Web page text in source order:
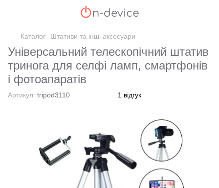
Каталог Штативи та інші аксесуари
Універсальний телескопічний штатив
тринога для селфі ламп, смартфонів
і фотоапаратів
Артикул: tripod3110 1 відгук